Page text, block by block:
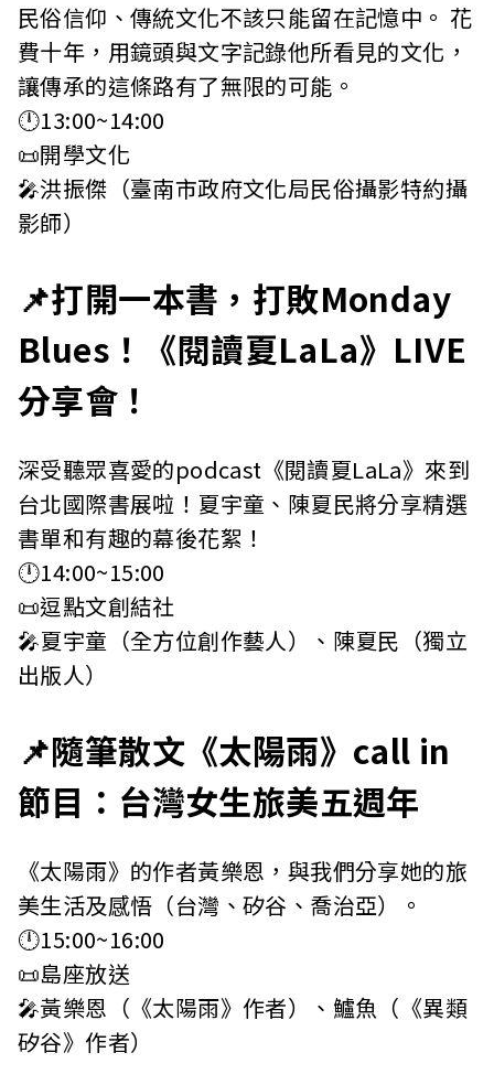
民俗信仰、傳統文化不該只能留在記憶中。 花
費十年，用鏡頭與文字記錄他所看見的文化，
讓傳承的這條路有了無限的可能。
🕛13:00~14:00
📜開學文化
🎤洪振傑（臺南市政府文化局民俗攝影特約攝
影師）
📌打開一本書，打敗Monday
Blues！《閱讀夏LaLa》LIVE
分享會！
深受聽眾喜愛的podcast《閱讀夏LaLa》來到
台北國際書展啦！夏宇童、陳夏民將分享精選
書單和有趣的幕後花絮！
🕛14:00~15:00
📜逗點文創結社
🎤夏宇童（全方位創作藝人）、陳夏民（獨立
出版人）
📌隨筆散文《太陽雨》call in
節目：台灣女生旅美五週年
《太陽雨》的作者黃樂恩，與我們分享她的旅
美生活及感悟（台灣、矽谷、喬治亞）。
🕛15:00~16:00
📜島座放送
🎤黃樂恩（《太陽雨》作者）、鱸魚（《異類
矽谷》作者）